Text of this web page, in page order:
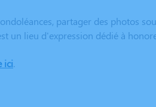
partager des photos
un lieu d'expression dédié à
ici.